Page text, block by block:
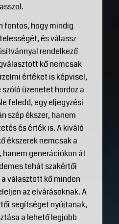
fontos, hogy mindig
és válassz
rendelkező
kő nemcsak
értéket is képvisel,
üzenetet hordoz a
feledd, egy eljegyzési
szép ékszer, hanem
és érték is. A kiváló
ékszerek nemcsak a
generációkon át
tehát szakértői
választott kő minden
az elvárásoknak. A
segítséget nyújtanak,
a lehető legjobb